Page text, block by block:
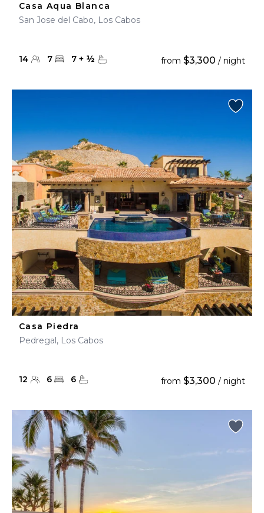
Casa Aqua Blanca
San Jose del Cabo, Los Cabos
14 7 7 + ½ from $3,300 / night
Casa Piedra
Pedregal, Los Cabos
12 6 6 from $3,300 / night